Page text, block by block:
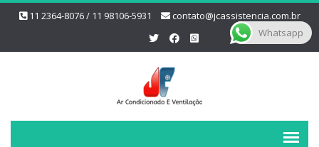
11 2364-8076 / 11 98106-5931 contato@jcassistencia.com.br
Whatsapp